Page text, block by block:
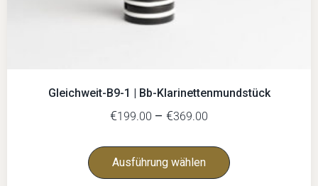
Gleichweit-B9-1 | Bb-Klarinettenmundstück
€199.00 – €369.00
Ausführung wählen